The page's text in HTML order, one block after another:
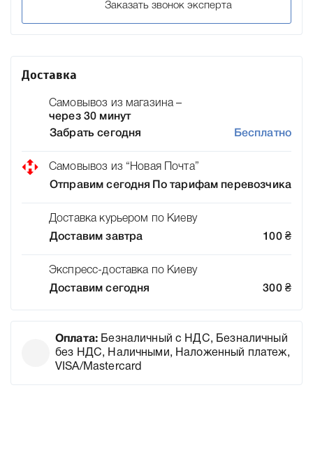
Заказать звонок эксперта
Доставка
Самовывоз из магазина –
через 30 минут
Забрать сегодня
Бесплатно
Самовывоз из “Новая Почта”
Отправим сегодня
По тарифам перевозчика
Доставка курьером по Киеву
Доставим завтра
100 ₴
Экспресс-доставка по Киеву
Доставим сегодня
300 ₴
Оплата: Безналичный с НДС, Безналичный
без НДС, Наличными, Наложенный платеж,
VISA/Mastercard